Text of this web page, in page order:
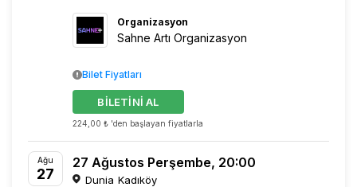
Organizasyon
Sahne Artı Organizasyon
224,00 ₺ 'den başlayan fiyatlarla
BİLETİNİ AL
Bilet Fiyatları
Ağu
27
27 Ağustos Perşembe, 20:00
Dunia Kadıköy